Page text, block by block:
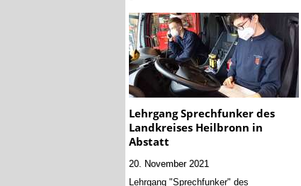
Lehrgang Sprechfunker des
Landkreises Heilbronn in
Abstatt
20. November 2021
Lehrgang "Sprechfunker" des